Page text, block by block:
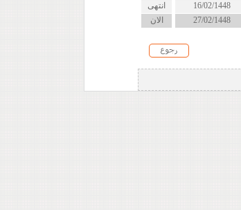
16/02/1448
27/02/1448
انتهى
الان